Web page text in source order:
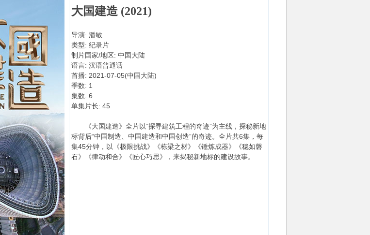
大国建造 (2021)
导演: 潘敏
类型: 纪录片
制片国家/地区: 中国大陆
语言: 汉语普通话
首播: 2021-07-05(中国大陆)
季数: 1
集数: 6
单集片长: 45
《大国建造》全片以“探寻建筑工程的奇迹”为主线，探秘新地
标背后“中国制造、中国建造和中国创造”的奇迹。全片共6集，每
集45分钟，以《极限挑战》《栋梁之材》《锤炼成器》《稳如磐
石》《律动和合》《匠心巧思》，来揭秘新地标的建设故事。